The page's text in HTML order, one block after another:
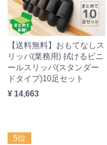
【送料無料】おもてなしス
リッパ(業務用) 拭けるビニ
ールスリッパ(スタンダー
ドタイプ)10足セット
¥ 14,663
5位